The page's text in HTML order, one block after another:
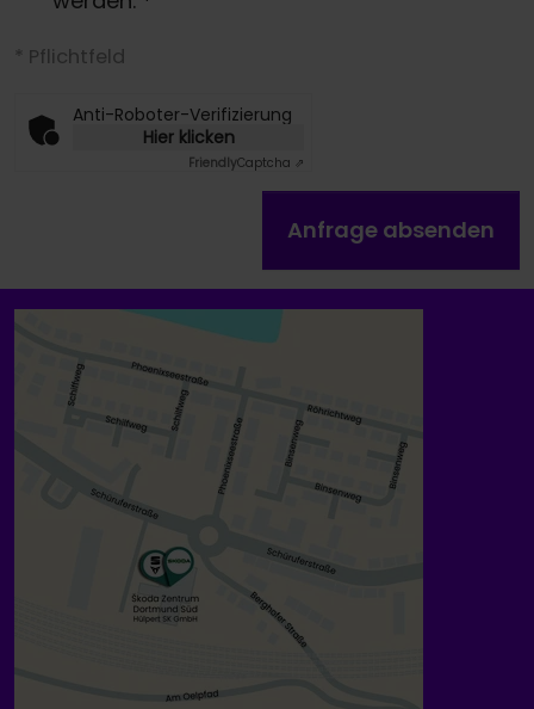
* Pflichtfeld
Anti-Roboter-Verifizierung
Hier klicken
FriendlyCaptcha ⇗
Anfrage absenden